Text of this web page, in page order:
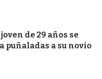
de 29 años se
puñaladas a su novio